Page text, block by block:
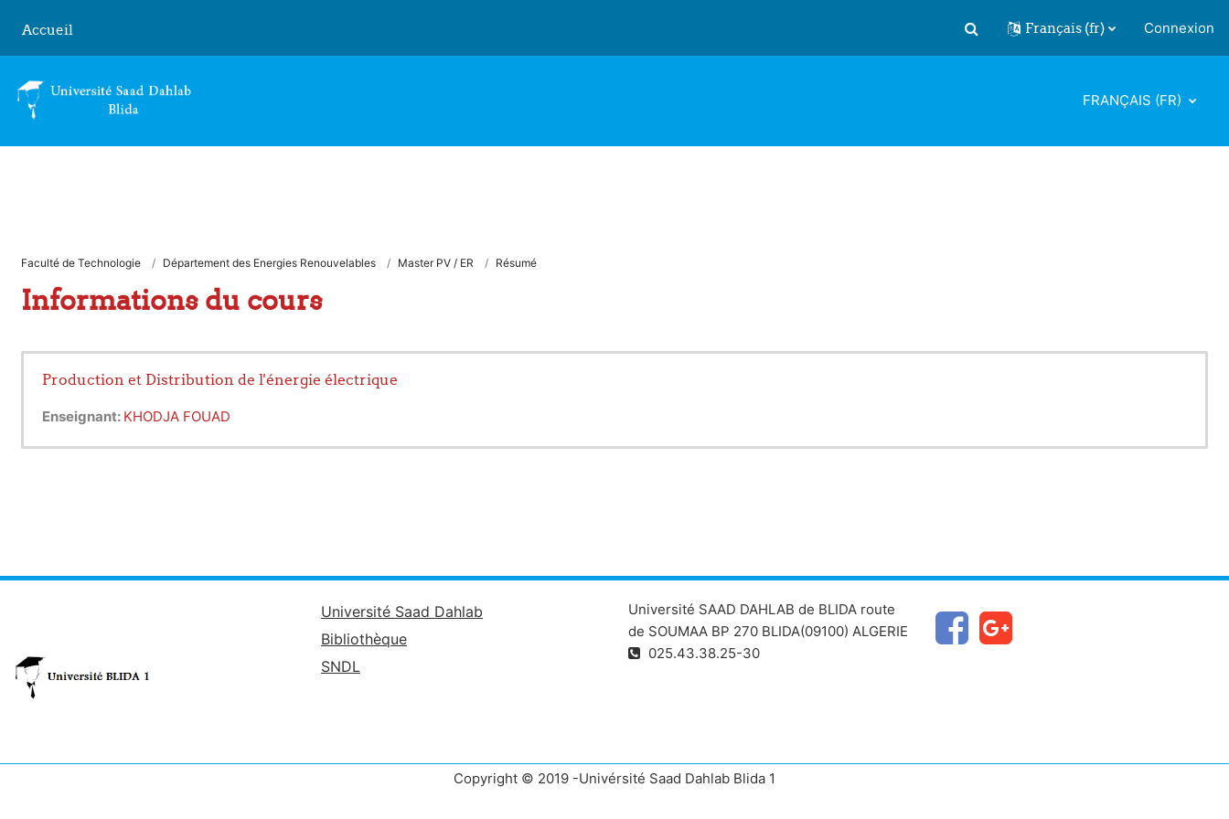
Accueil
Activer/désactiver la saisie de
Français ‎(fr)‎ Connexion
FRANÇAIS ‎(FR)‎
Faculté de Technologie Département des Energies Renouvelables Master PV / ER Résumé
Informations du cours
Production et Distribution de l'énergie électrique
Enseignant: KHODJA FOUAD
Université Saad Dahlab
Bibliothèque
SNDL
Université SAAD DAHLAB de BLIDA route
de SOUMAA BP 270 BLIDA(09100) ALGERIE
025.43.38.25-30
Copyright © 2019 -Univérsité Saad Dahlab Blida 1